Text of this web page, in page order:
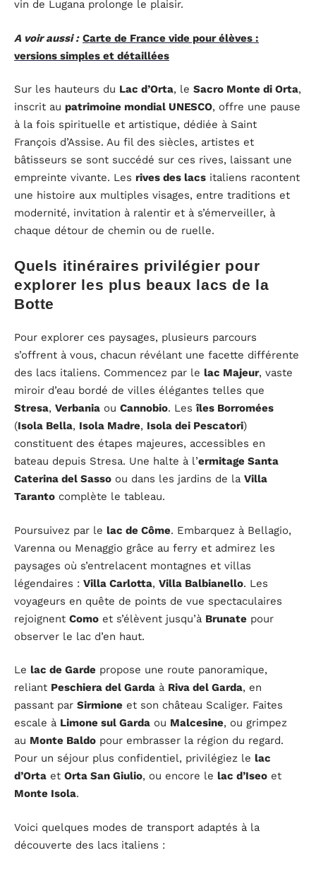
vin de Lugana prolonge le plaisir.
A voir aussi : Carte de France vide pour élèves :
versions simples et détaillées
Sur les hauteurs du Lac d’Orta, le Sacro Monte di Orta,
inscrit au patrimoine mondial UNESCO, offre une pause
à la fois spirituelle et artistique, dédiée à Saint
François d’Assise. Au fil des siècles, artistes et
bâtisseurs se sont succédé sur ces rives, laissant une
empreinte vivante. Les rives des lacs italiens racontent
une histoire aux multiples visages, entre traditions et
modernité, invitation à ralentir et à s’émerveiller, à
chaque détour de chemin ou de ruelle.
Quels itinéraires privilégier pour
explorer les plus beaux lacs de la
Botte
Pour explorer ces paysages, plusieurs parcours
s’offrent à vous, chacun révélant une facette différente
des lacs italiens. Commencez par le lac Majeur, vaste
miroir d’eau bordé de villes élégantes telles que
Stresa, Verbania ou Cannobio. Lesîles Borromées
(Isola Bella, Isola Madre, Isola dei Pescatori)
constituent des étapes majeures, accessibles en
bateau depuis Stresa. Une halte à l’ermitage Santa
Caterina del Sasso ou dans les jardins de la Villa
Taranto complète le tableau.
Poursuivez par le lac de Côme. Embarquez à Bellagio,
Varenna ou Menaggio grâce au ferry et admirez les
paysages où s’entrelacent montagnes et villas
légendaires : Villa Carlotta, Villa Balbianello. Les
voyageurs en quête de points de vue spectaculaires
rejoignent Como et s’élèvent jusqu’à Brunate pour
observer le lac d’en haut.
Le lac de Garde propose une route panoramique,
reliant Peschiera del Garda à Riva del Garda, en
passant par Sirmione et son château Scaliger. Faites
escale à Limone sul Garda ou Malcesine, ou grimpez
au Monte Baldo pour embrasser la région du regard.
Pour un séjour plus confidentiel, privilégiez le lac
d’Orta et Orta San Giulio, ou encore le lac d’Iseo et
Monte Isola.
Voici quelques modes de transport adaptés à la
découverte des lacs italiens :